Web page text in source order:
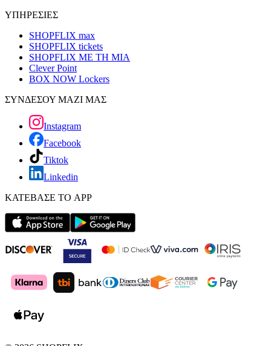
ΥΠΗΡΕΣΙΕΣ
SHOPFLIX max
SHOPFLIX tickets
SHOPFLIX ΜΕ ΤΗ ΜΙΑ
Clever Point
BOX NOW Lockers
ΣΥΝΔΕΣΟΥ ΜΑΖΙ ΜΑΣ
Instagram
Facebook
Tiktok
Linkedin
ΚΑΤΕΒΑΣΕ ΤΟ APP